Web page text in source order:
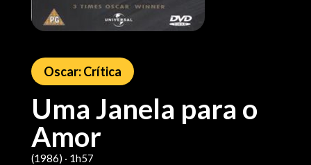
Oscar: Crítica
Uma Janela para o
Amor
(1986) ‧ 1h57